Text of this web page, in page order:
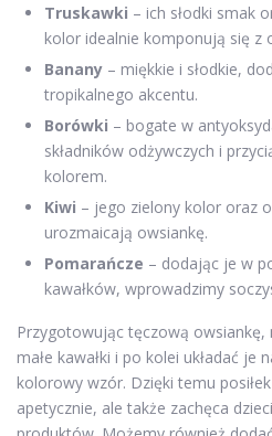
Truskawki – ich słodki smak
kolor idealnie komponują się z
Banany – miękkie i słodkie,
tropikalnego akcentu.
Borówki – bogate w
składników odżywczych i
kolorem.
Kiwi – jego zielony kolor oraz
urozmaicają owsiankę.
Pomarańcze – dodając je w
kawałków, wprowadzimy
Przygotowując tęczową
małe kawałki i po kolei układać
kolorowy wzór. Dzięki temu
apetycznie, ale także zachęca